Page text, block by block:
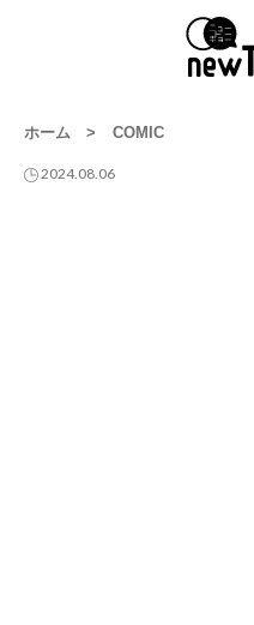
ホーム > COMIC
2024.08.06